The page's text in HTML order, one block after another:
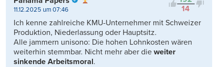
14
11.12.2025 um 07:46
Ich kenne zahlreiche KMU-Unternehmer mit Schweizer
Produktion, Niederlassung oder Hauptsitz.
Alle jammern unisono: Die hohen Lohnkosten wären
weiterhin stemmbar. Nicht mehr aber die weiter
sinkende Arbeitsmoral.